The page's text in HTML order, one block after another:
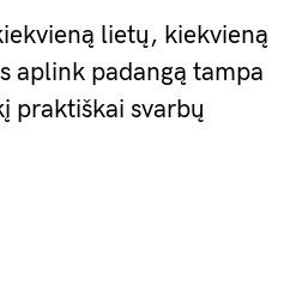
lietų, kiekvieną
aplink padangą tampa
praktiškai svarbų